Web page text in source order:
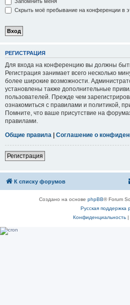
Скрыть моё пребывание на конференции в
РЕГИСТРАЦИЯ
Для входа на конференцию вы должны
Регистрация занимает всего несколько
более широкие возможности.
установлены также дополнительные
пользователей. Прежде чем
ознакомиться с правилами и политикой,
Помните, что ваше присутствие на
правилами.
Общие правила | Соглашение о
Регистрация
К списку форумов
Создано на основе phpBB® Forum
Русская поддержка
Конфиденциальность|